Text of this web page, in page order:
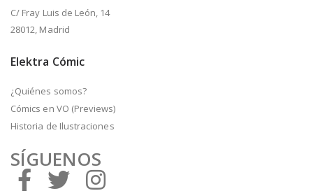
C/ Fray Luis de León, 14
28012, Madrid
Elektra Cómic
¿Quiénes somos?
Cómics en VO (Previews)
Historia de Ilustraciones
SÍGUENOS